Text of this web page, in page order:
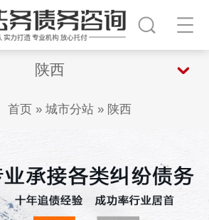
陕西
首页 » 城市分站 » 陕西